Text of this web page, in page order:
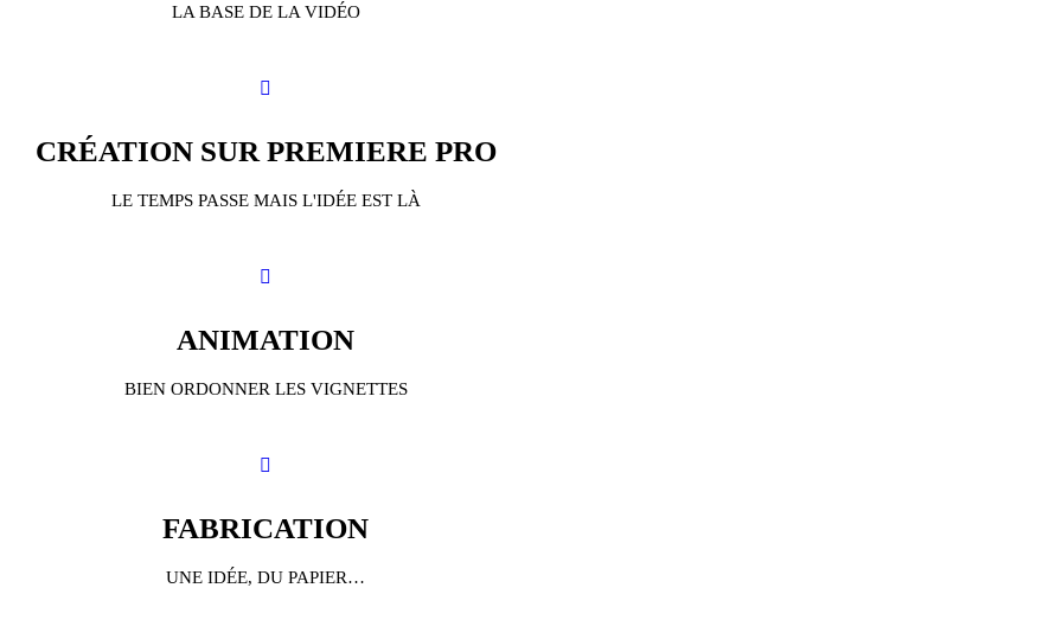
LA BASE DE LA VIDÉO
CRÉATION SUR PREMIERE PRO
LE TEMPS PASSE MAIS L'IDÉE EST LÀ
ANIMATION
BIEN ORDONNER LES VIGNETTES
FABRICATION
UNE IDÉE, DU PAPIER…